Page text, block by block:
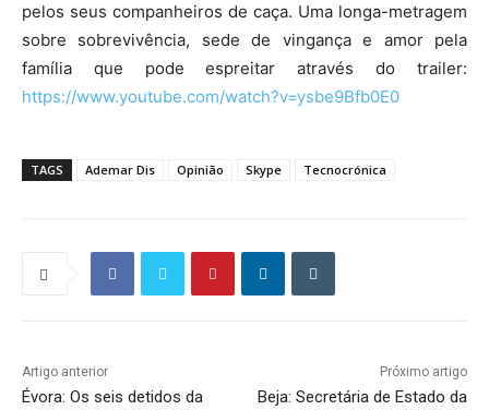
pelos seus companheiros de caça. Uma longa-metragem
sobre sobrevivência, sede de vingança e amor pela
família que pode espreitar através do trailer:
https://www.youtube.com/watch?v=ysbe9Bfb0E0
TAGS Ademar Dis Opinião Skype Tecnocrónica
Artigo anterior
Évora: Os seis detidos da
Próximo artigo
Beja: Secretária de Estado da